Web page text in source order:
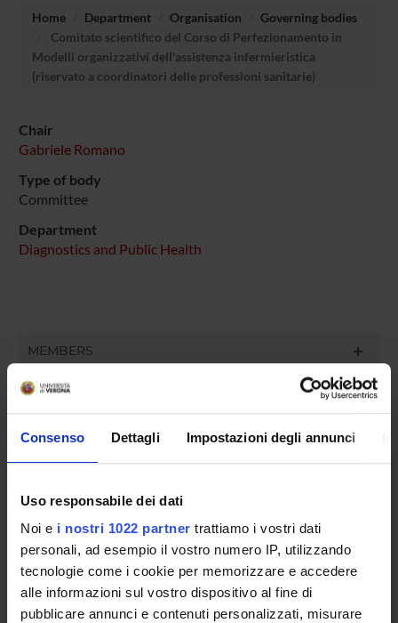
Consenso Dettagli Impostazioni degli annunci
Uso responsabile dei dati
Noi e i nostri 1022 partner trattiamo i vostri dati
personali, ad esempio il vostro numero IP, utilizzando
tecnologie come i cookie per memorizzare e accedere
alle informazioni sul vostro dispositivo al fine di
pubblicare annunci e contenuti personalizzati, misurare
Home Department Organisation
Governing bodies
Comitato scientifico del Corso di Perfezionamento in
Modelli organizzativi dell'assistenza infermieristica
(riservato a coordinatori delle professioni sanitarie)
Chair
Gabriele Romano
Type of body
Committee
Department
Diagnostics and Public Health
MEMBERS
Paola Chinchiolo
William Mantovani
Gabriele Romano
Luisa Saiani
Stefano Tardivo